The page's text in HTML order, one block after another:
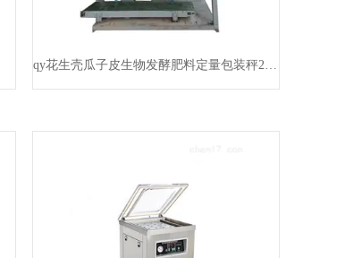
qy花生壳瓜子皮生物发酵肥料定量包装秤25千克